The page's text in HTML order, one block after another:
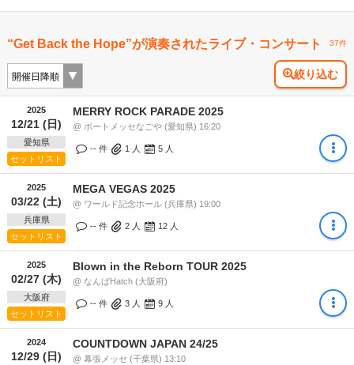
“Get Back the Hope”が演奏されたライブ・コンサート 37件
絞り込む
2025
12/21 (日)
愛知県
セットリスト
MERRY ROCK PARADE 2025
@ ポートメッセなごや (愛知県) 16:20
-- 件 1 人 5 人
2025
03/22 (土)
兵庫県
セットリスト
MEGA VEGAS 2025
@ ワールド記念ホール (兵庫県) 19:00
-- 件 2 人 12 人
2025
02/27 (木)
大阪府
セットリスト
Blown in the Reborn TOUR 2025
@ なんばHatch (大阪府)
-- 件 3 人 9 人
2024
12/29 (日)
COUNTDOWN JAPAN 24/25
@ 幕張メッセ (千葉県) 13:10